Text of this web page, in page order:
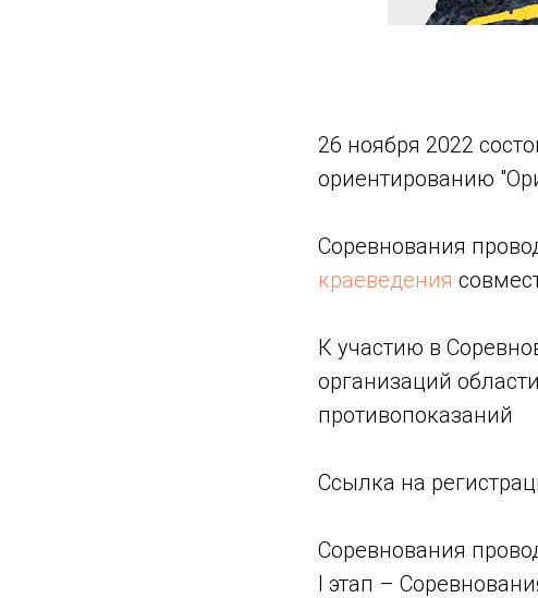
26 ноября 2022
ориентированию
Соревнования
краеведения
К участию в
организаций
противопоказаний
Ссылка на
Соревнования
I этап –